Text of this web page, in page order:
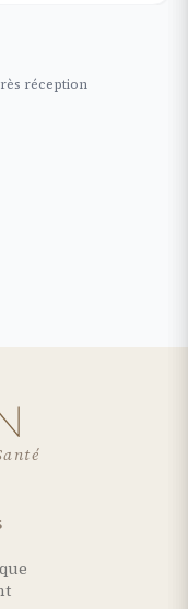
réception